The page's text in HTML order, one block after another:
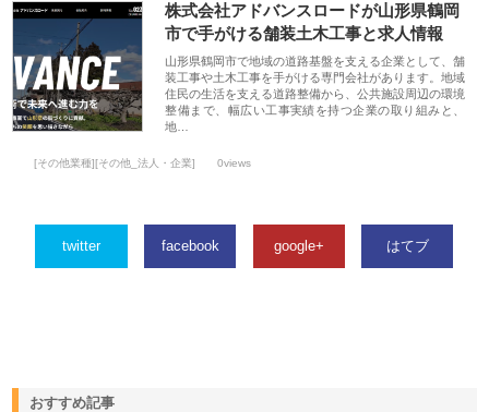
株式会社アドバンスロードが山形県鶴岡
市で手がける舗装土木工事と求人情報
山形県鶴岡市で地域の道路基盤を支える企業として、舗
装工事や土木工事を手がける専門会社があります。地域
住民の生活を支える道路整備から、公共施設周辺の環境
整備まで、幅広い工事実績を持つ企業の取り組みと、
地…
[その他業種][その他_法人・企業] 0views
twitter facebook google+ はてブ
おすすめ記事